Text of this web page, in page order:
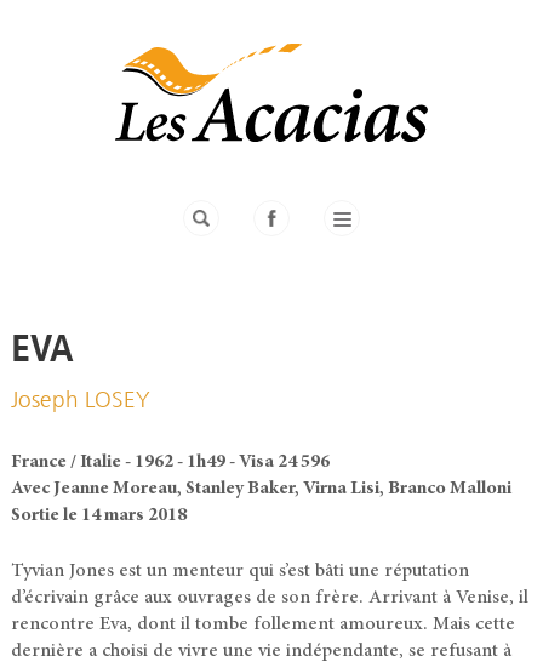
EVA
Joseph LOSEY
France / Italie - 1962 - 1h49 - Visa 24 596
Avec Jeanne Moreau, Stanley Baker, Virna Lisi, Branco Malloni
Sortie le 14 mars 2018
Tyvian Jones est un menteur qui s’est bâti une réputation
d’écrivain grâce aux ouvrages de son frère. Arrivant à Venise, il
rencontre Eva, dont il tombe follement amoureux. Mais cette
dernière a choisi de vivre une vie indépendante, se refusant à